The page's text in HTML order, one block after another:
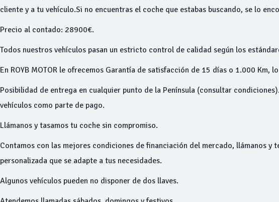
cliente y a tu vehículo.Si no encuentras el coche que estabas buscando, se lo
Precio al contado: 28900€.
Todos nuestros vehículos pasan un estricto control de calidad según los
En ROYB MOTOR le ofrecemos Garantía de satisfacción de 15 días o 1.000 Km,
Posibilidad de entrega en cualquier punto de la Península (consultar
vehículos como parte de pago.
Llámanos y tasamos tu coche sin compromiso.
Contamos con las mejores condiciones de financiación del mercado, llámanos y
personalizada que se adapte a tus necesidades.
Algunos vehículos pueden no disponer de dos llaves.